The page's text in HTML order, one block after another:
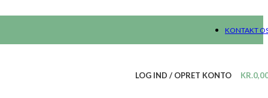
KONTAKT
LOG IND / OPRET KONTO KR.